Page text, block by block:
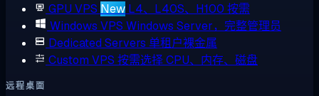
GPU VPS New L4、L40S、H100 按需
Windows VPS Windows Server，完整管理员
Dedicated Servers 单租户裸金属
Custom VPS 按需选择 CPU、内存、磁盘
远程桌面